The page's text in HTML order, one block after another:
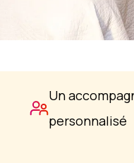
Un
personnalisé